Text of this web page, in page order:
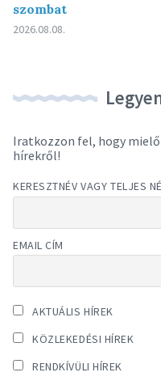
szombat
2026.08.08.
Iratkozzon fel, hogy
hírekről!
KERESZTNÉV VAGY TELJES
EMAIL CÍM
AKTUÁLIS HÍREK
KÖZLEKEDÉSI HÍREK
RENDKÍVÜLI HÍREK